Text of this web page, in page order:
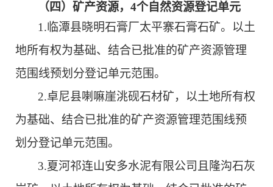
（ 四 ）矿产资源， 4个自然资源登记单元
1.临潭县晓明石膏厂太平寨石膏石矿。以土
地所有权为基础、结合已批准的矿产资源管理
范围线预划分登记单元范围。
2.卓尼县喇嘛崖洮砚石材矿，以土地所有权
为基础、结合已批准的矿产资源管理范围线预
划分登记单元范围。
3.夏河祁连山安多水泥有限公司且隆沟石灰